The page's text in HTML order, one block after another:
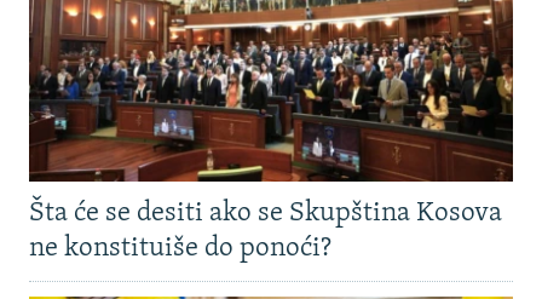
Šta će se desiti ako se Skupština Kosova
ne konstituiše do ponoći?